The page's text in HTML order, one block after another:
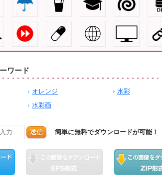
ワード
オレンジ 水彩
水彩画
送信 簡単に無料でダウンロードが可能！